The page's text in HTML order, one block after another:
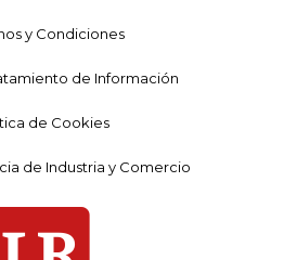
y Condiciones
de Información
de Cookies
de Industria y Comercio